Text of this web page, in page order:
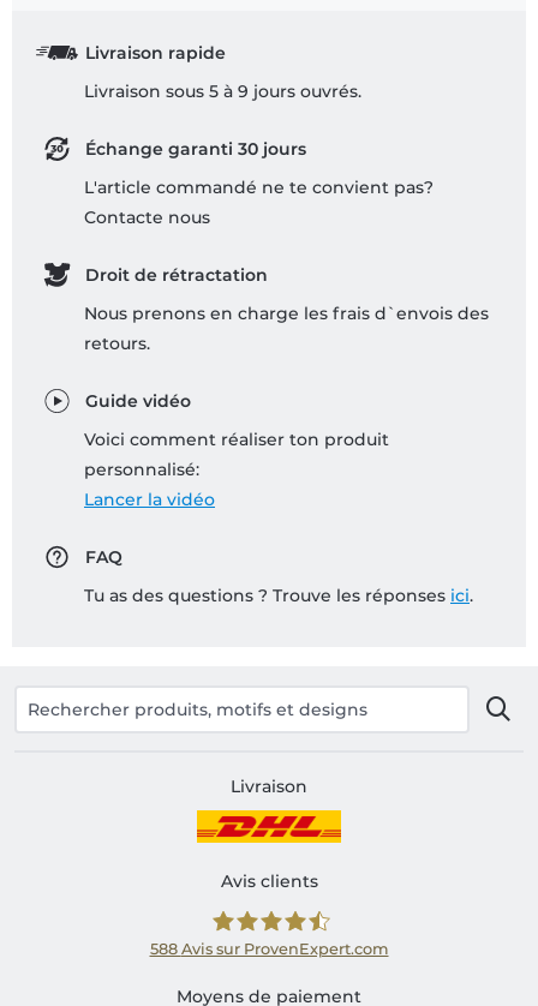
Livraison rapide
Livraison sous 5 à 9 jours ouvrés.
Échange garanti 30 jours
L'article commandé ne te convient pas?
Contacte nous
Droit de rétractation
Nous prenons en charge les frais d`envois des
retours.
Guide vidéo
Voici comment réaliser ton produit
personnalisé:
Lancer la vidéo
FAQ
Tu as des questions ? Trouve les réponses ici.
Livraison
Avis clients
Shirtinator FR
588 Avis sur ProvenExpert.com
Moyens de paiement